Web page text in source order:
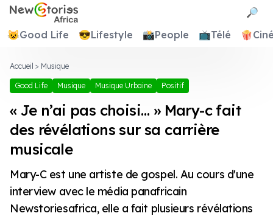
Newstories Africa
🔎
😺Good Life 😎Lifestyle 📸People 📺Télé 🍿
Accueil > Musique
Good Life Musique Musique Urbaine Positif
« Je n’ai pas choisi… » Mary-c fait
des révélations sur sa carrière
musicale
Mary-C est une artiste de gospel. Au cours d'une
interview avec le média panafricain
Newstoriesafrica, elle a fait plusieurs révélations